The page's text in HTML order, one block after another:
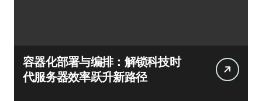
容器化部署与编排：解锁科技时
代服务器效率跃升新路径